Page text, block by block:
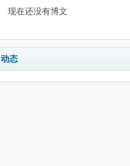
现在还没有博文
动态